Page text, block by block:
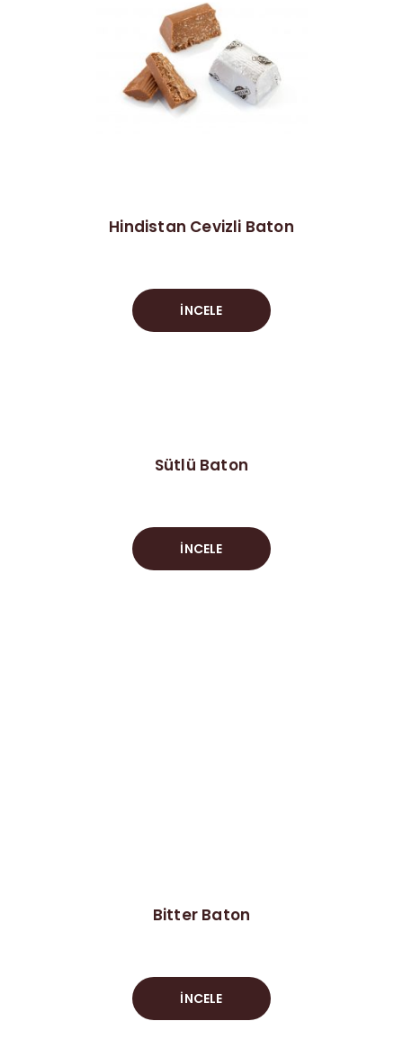
Hindistan Cevizli Baton
İNCELE
Sütlü Baton
İNCELE
Bitter Baton
İNCELE